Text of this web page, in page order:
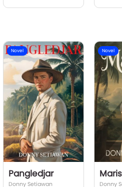
Novel
Pangledjar
Donny Setiawan
Novel
Donny